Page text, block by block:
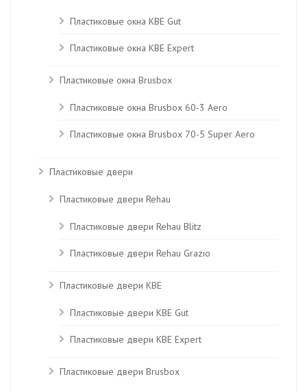
Пластиковые окна КВЕ Gut
Пластиковые окна КВЕ Expert
Пластиковые окна Brusbox
Пластиковые окна Brusbox 60-3 Aero
Пластиковые окна Brusbox 70-5 Super Aero
Пластиковые двери
Пластиковые двери Rehau
Пластиковые двери Rehau Blitz
Пластиковые двери Rehau Grazio
Пластиковые двери KBE
Пластиковые двери КВЕ Gut
Пластиковые двери КВЕ Expert
Пластиковые двери Brusbox